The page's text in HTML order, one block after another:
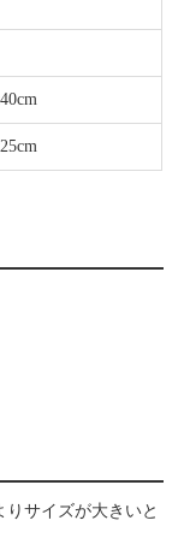
りサイズが大きいと